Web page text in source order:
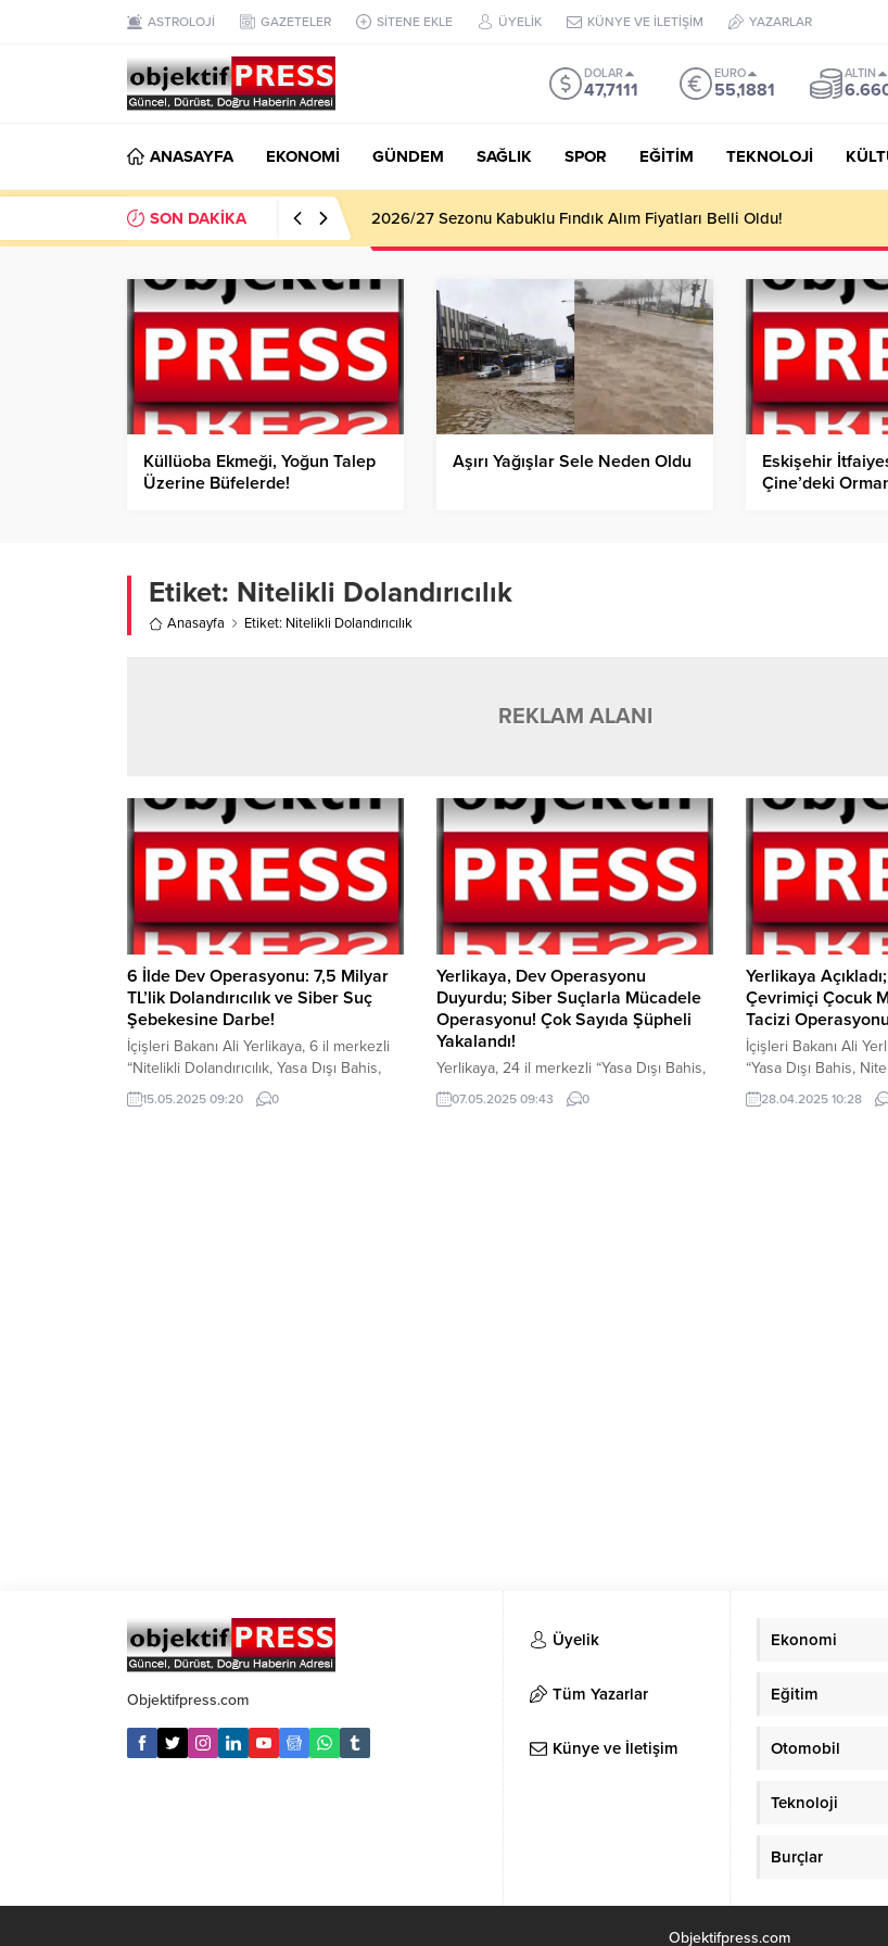
ASTROLOJİ GAZETELER SİTENE EKLE ÜYELİK KÜNYE VE İLETİŞİM YAZARLAR
DOLAR
47,7111
EURO
55,1881
ALTIN
ANASAYFA EKONOMİ GÜNDEM SAĞLIK SPOR EĞİTİM TEKNOLOJİ
SON DAKİKA 2026/27 Sezonu Kabuklu Fındık Alım Fiyatları Belli Oldu!
Küllüoba Ekmeği, Yoğun Talep
Üzerine Büfelerde!
Aşırı Yağışlar Sele Neden Oldu
Eskişehir
Çine’deki
Etiket: Nitelikli Dolandırıcılık
Anasayfa Etiket: Nitelikli Dolandırıcılık
REKLAM ALANI
6 İlde Dev Operasyonu: 7,5 Milyar
TL’lik Dolandırıcılık ve Siber Suç
Şebekesine Darbe!
İçişleri Bakanı Ali Yerlikaya, 6 il merkezli
“Nitelikli Dolandırıcılık, Yasa Dışı Bahis,
Müstehcenlik ve Bilişim Sistemine Girme”
suçlarına yönelik Jandarma tarafından
15.05.2025 09:20 0
Yerlikaya, Dev Operasyonu
Duyurdu; Siber Suçlarla Mücadele
Operasyonu! Çok Sayıda Şüpheli
Yakalandı!
Yerlikaya, 24 il merkezli “Yasa Dışı Bahis,
Nitelikli Dolandırıcılık, Çevrimiçi Çocuk
Müstehcenliği ve Tacizi, Suçtan
07.05.2025 09:43 0
Yerlikaya
Çevrimiçi Çocuk
Tacizi
İçişleri Bakanı Ali
“Yasa Dışı Bahis,
Çevrimiçi Çocuk
Bilişim Sistemlerine
28.04.2025 10:28
Objektifpress.com
Üyelik
Tüm Yazarlar
Künye ve İletişim
Ekonomi
Eğitim
Otomobil
Teknoloji
Burçlar
Objektifpress.com